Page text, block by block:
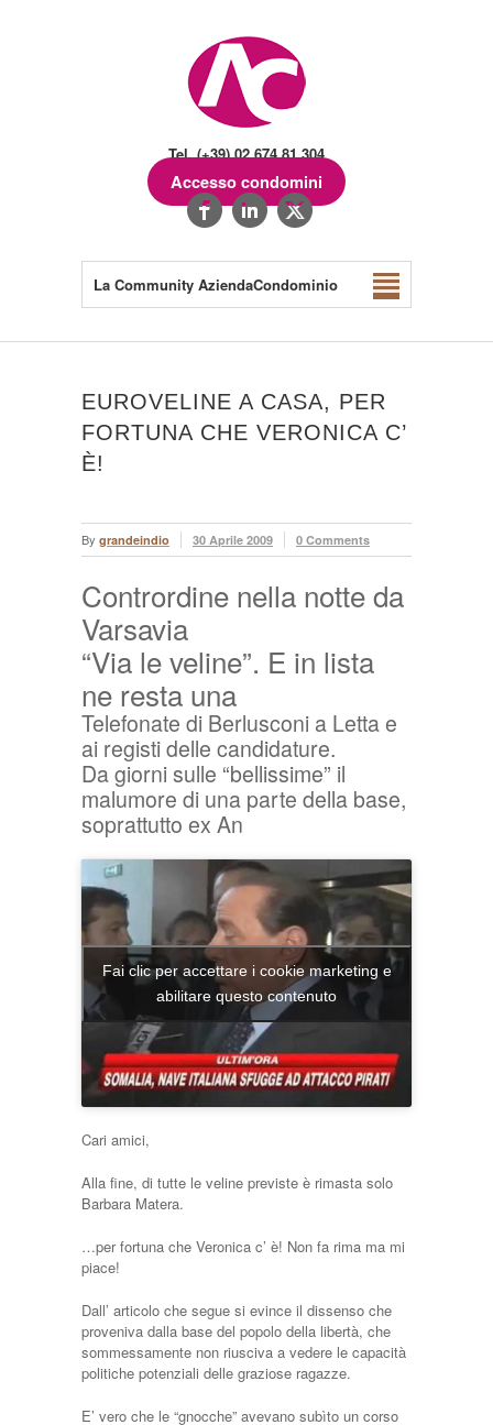
Tel. (+39) 02.674.81.304
Accesso condomini
La Community AziendaCondominio
EUROVELINE A CASA, PER
FORTUNA CHE VERONICA C’
È!
By grandeindio 30 Aprile 2009 0 Comments
Contrordine nella notte da
Varsavia
“Via le veline”. E in lista
ne resta una
Telefonate di Berlusconi a Letta e
ai registi delle candidature.
Da giorni sulle “bellissime” il
malumore di una parte della base,
soprattutto ex An
Fai clic per accettare i cookie marketing e
abilitare questo contenuto
Cari amici,
Alla fine, di tutte le veline previste è rimasta solo
Barbara Matera.
…per fortuna che Veronica c’ è! Non fa rima ma mi
piace!
Dall’ articolo che segue si evince il dissenso che
proveniva dalla base del popolo della libertà, che
sommessamente non riusciva a vedere le capacità
politiche potenziali delle graziose ragazze.
E’ vero che le “gnocche” avevano subìto un corso